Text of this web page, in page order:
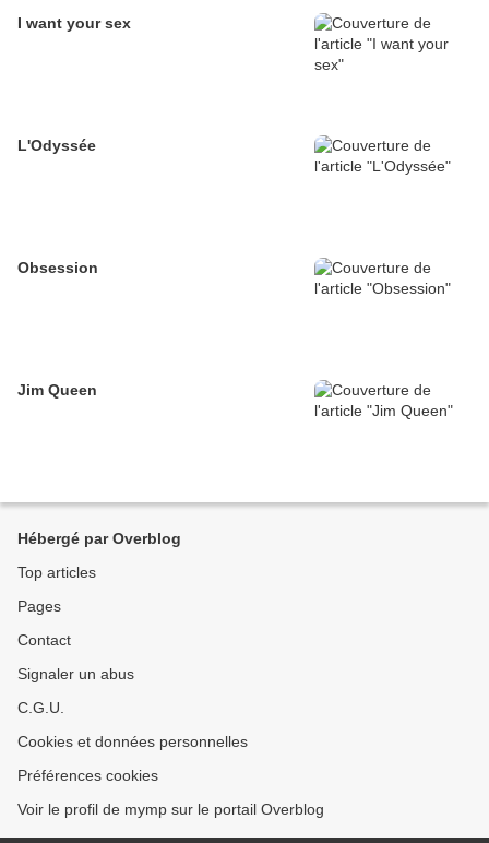
I want your sex
L'Odyssée
Obsession
Jim Queen
Hébergé par Overblog
Top articles
Pages
Contact
Signaler un abus
C.G.U.
Cookies et données personnelles
Préférences cookies
Voir le profil de mymp sur le portail Overblog